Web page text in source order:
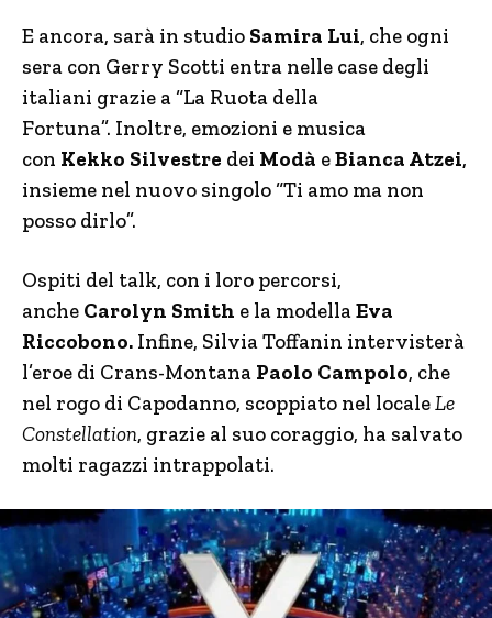
E ancora, sarà in studio Samira Lui, che ogni
sera con Gerry Scotti entra nelle case degli
italiani grazie a “La Ruota della
Fortuna”. Inoltre, emozioni e musica
con Kekko Silvestre dei Modà eBianca Atzei,
insieme nel nuovo singolo “Ti amo ma non
posso dirlo”.
Ospiti del talk, con i loro percorsi,
anche Carolyn Smith e la modellaEva
Riccobono. Infine, Silvia Toffanin intervisterà
l’eroe di Crans-Montana Paolo Campolo, che
nel rogo di Capodanno, scoppiato nel localeLe
Constellation, grazie al suo coraggio, ha salvato
molti ragazzi intrappolati.